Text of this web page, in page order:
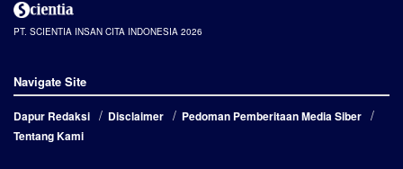
PT. SCIENTIA INSAN CITA INDONESIA 2026
Navigate Site
Dapur Redaksi Disclaimer
Pedoman Pemberitaan Media Siber
Tentang Kami